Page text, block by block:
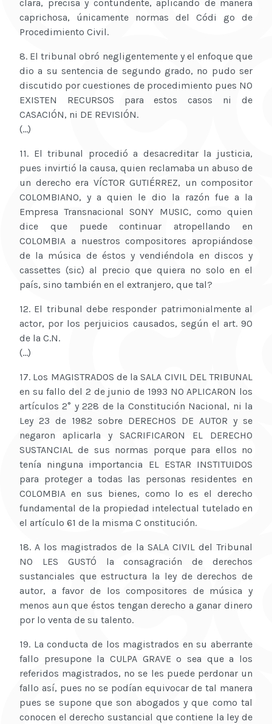
clara, precisa y contundente, aplicando de manera
caprichosa, únicamente normas del Códi go de
Procedimiento Civil.
8. El tribunal obró negligentemente y el enfoque que
dio a su sentencia de segundo grado, no pudo ser
discutido por cuestiones de procedimiento pues NO
EXISTEN RECURSOS para estos casos ni de
CASACIÓN, ni DE REVISIÓN.
(...)
11. El tribunal procedió a desacreditar la justicia,
pues invirtió la causa, quien reclamaba un abuso de
un derecho era VÍCTOR GUTIÉRREZ, un compositor
COLOMBIANO, y a quien le dio la razón fue a la
Empresa Transnacional SONY MUSIC, como quien
dice que puede continuar atropellando en
COLOMBIA a nuestros compositores apropiándose
de la música de éstos y vendiéndola en discos y
cassettes (sic) al precio que quiera no solo en el
país, sino también en el extranjero, que tal?
12. El tribunal debe responder patrimonialmente al
actor, por los perjuicios causados, según el art. 90
de la C.N.
(...)
17. Los MAGISTRADOS de la SALA CIVIL DEL TRIBUNAL
en su fallo del 2 de junio de 1993 NO APLICARON los
artículos 2° y 228 de la Constitución Nacional, ni la
Ley 23 de 1982 sobre DERECHOS DE AUTOR y se
negaron aplicarla y SACRIFICARON EL DERECHO
SUSTANCIAL de sus normas porque para ellos no
tenía ninguna importancia EL ESTAR INSTITUIDOS
para proteger a todas las personas residentes en
COLOMBIA en sus bienes, como lo es el derecho
fundamental de la propiedad intelectual tutelado en
el artículo 61 de la misma C onstitución.
18. A los magistrados de la SALA CIVIL del Tribunal
NO LES GUSTÓ la consagración de derechos
sustanciales que estructura la ley de derechos de
autor, a favor de los compositores de música y
menos aun que éstos tengan derecho a ganar dinero
por lo venta de su talento.
19. La conducta de los magistrados en su aberrante
fallo presupone la CULPA GRAVE o sea que a los
referidos magistrados, no se les puede perdonar un
fallo así, pues no se podían equivocar de tal manera
pues se supone que son abogados y que como tal
conocen el derecho sustancial que contiene la ley de